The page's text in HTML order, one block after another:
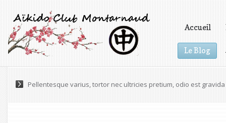
Accueil
Le Blog
Pellentesque varius, tortor nec ultricies pretium, odio est